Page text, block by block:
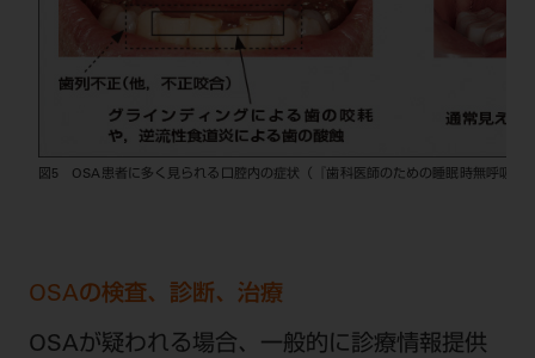
図5 OSA患者に多く見られる口腔内の症状（『歯科医師のための睡眠時無呼吸
OSAの検査、診断、治療
OSAが疑われる場合、一般的に診療情報提供